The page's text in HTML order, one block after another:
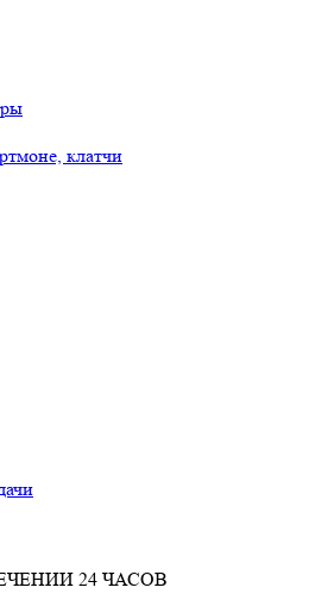
клатчи
24 ЧАСОВ